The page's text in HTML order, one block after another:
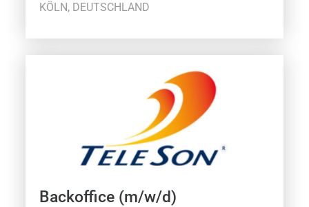
KÖLN, DEUTSCHLAND
Backoffice (m/w/d)